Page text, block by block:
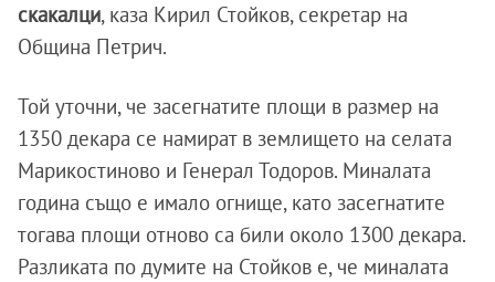
скакалци, каза Кирил Стойков, секретар на
Община Петрич.
Той уточни, че засегнатите площи в размер на
1350 декара се намират в землището на селата
Марикостиново и Генерал Тодоров. Миналата
година също е имало огнище, като засегнатите
тогава площи отново са били около 1300 декара.
Разликата по думите на Стойков е, че миналата